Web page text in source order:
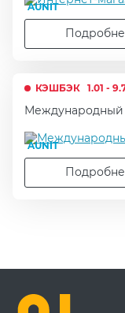
AUNIT
КЭШБЭК 1.01 -
Международный
AUNIT